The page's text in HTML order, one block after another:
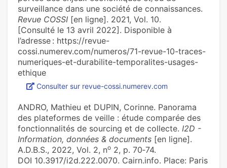
surveillance dans une société de connaissances.
Revue COSSI [en ligne]. 2021, Vol. 10.
[Consulté le 13 avril 2022]. Disponible à
l’adresse : https://revue-
cossi.numerev.com/numeros/71-revue-10-traces-
numeriques-et-durabilite-temporalites-usages-
ethique
Consulter sur revue-cossi.numerev.com
ANDRO, Mathieu et DUPIN, Corinne. Panorama
des plateformes de veille : étude comparée des
fonctionnalités de sourcing et de collecte. I2D -
Information, données & documents [en ligne].
A.D.B.S., 2022, Vol. 2, no 2, p. 70‑74.
DOI 10.3917/i2d.222.0070. Cairn.info. Place: Paris